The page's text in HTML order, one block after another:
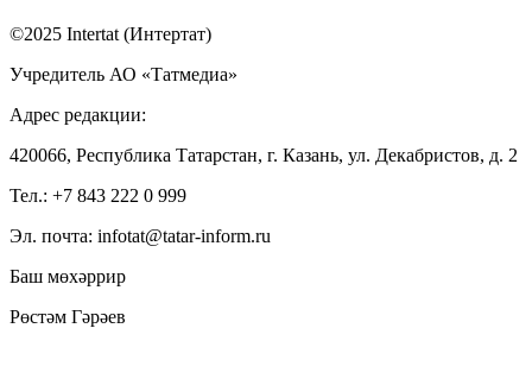
©2025 Intertat (Интертат)
Учредитель АО «Татмедиа»
Адрес редакции:
420066, Республика Татарстан, г. Казань, ул. Декабристов, д. 2
Тел.: +7 843 222 0 999
Эл. почта: infotat@tatar-inform.ru
Баш мөхәррир
Рөстәм Гәрәев